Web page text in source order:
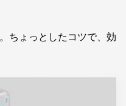
ちょっとしたコツで、効